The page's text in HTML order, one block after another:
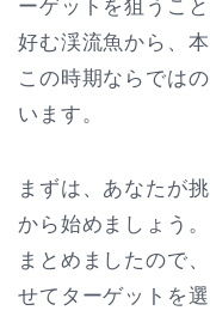
ーゲットを狙うこ
好む渓流魚から、
この時期ならでは
います。
まずは、あなたが
から始めましょう
まとめましたので
せてターゲットを